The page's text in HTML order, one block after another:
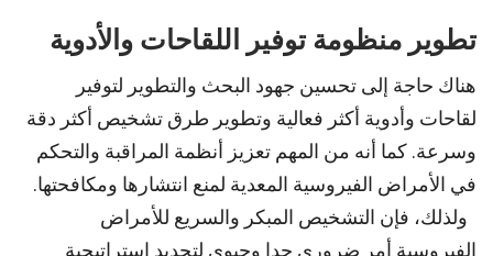
تطوير منظومة توفير اللقاحات والأدوية
هناك حاجة إلى تحسين جهود البحث والتطوير لتوفير
لقاحات وأدوية أكثر فعالية وتطوير طرق تشخيص أكثر دقة
وسرعة. كما أنه من المهم تعزيز أنظمة المراقبة والتحكم
في الأمراض الفيروسية المعدية لمنع انتشارها ومكافحتها.
ولذلك، فإن التشخيص المبكر والسريع للأمراض
الفيروسية أمر ضروري جدا وحيوي لتحديد استراتيجية